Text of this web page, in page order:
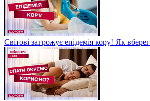
Світові загрожує епідемія кору! Як